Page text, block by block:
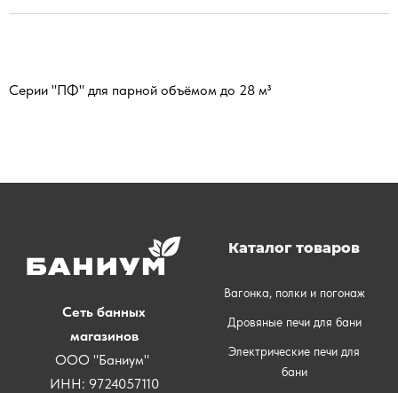
Серии "ПФ" для парной объёмом до 28 м³
Сеть банных
магазинов
ООО "Баниум"
ИНН: 9724057110
Каталог товаров
Вагонка, полки и погонаж
Дровяные печи для бани
Электрические печи для
бани